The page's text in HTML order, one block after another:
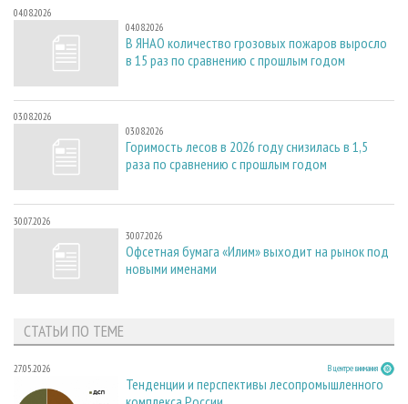
04.08.2026
04.08.2026
В ЯНАО количество грозовых пожаров выросло
в 15 раз по сравнению с прошлым годом
03.08.2026
03.08.2026
Горимость лесов в 2026 году снизилась в 1,5
раза по сравнению с прошлым годом
30.07.2026
30.07.2026
Офсетная бумага «Илим» выходит на рынок под
новыми именами
СТАТЬИ ПО ТЕМЕ
27.05.2026 В центре внимания
Тенденции и перспективы лесопромышленного